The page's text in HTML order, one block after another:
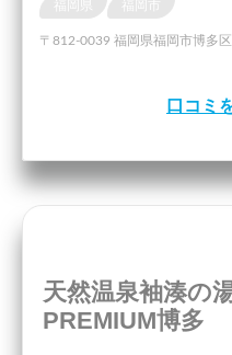
〒812-0039 福岡県福岡市博多
口コミ
天然温泉袖湊の
PREMIUM博多